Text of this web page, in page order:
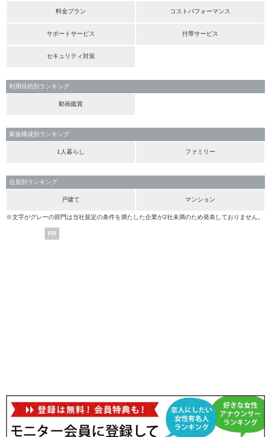
料金プラン コストパフォーマンス
サポートサービス 付帯サービス
セキュリティ対策
利用目的別ランキング
動画鑑賞
家族構成別ランキング
1人暮らし ファミリー
住居別ランキング
戸建て マンション
※文字がグレーの部門は当社規定の条件を満たした企業が2社未満のため発表しておりません。
PR